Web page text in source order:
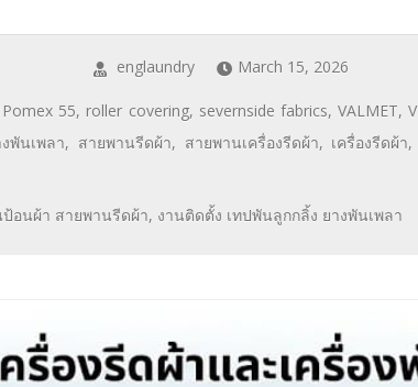
englaundry March 15, 2026
Pomex 55, roller covering, severnside fabrics,VALMET,
พันเพลา, สายพานรีดผ้า, สายพานเครื่องรีดผ้า, เครื่องรีดผ้า,
อนผ้า สายพานรีดผ้า, งานติดตั้ง เทปพันลูกกลิ้ง ยางพันเพลา